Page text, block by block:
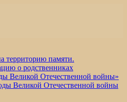
территорию памяти.
о родственниках
Великой Отечественной войны»
Великой Отечественной войны